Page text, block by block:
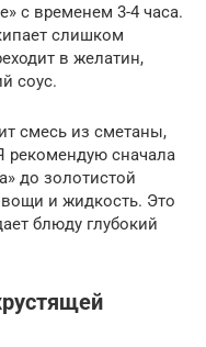
с временем 3-4 часа.
слишком
в желатин,
соус.
смесь из сметаны,
рекомендую сначала
до золотистой
и жидкость. Это
блюду глубокий